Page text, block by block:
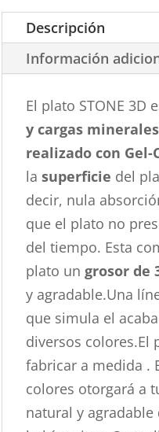
Descripción
Información
El plato STONE 3D
y cargas minerales
realizado con Gel-
lasuperficie del
decir, nula
que el plato no
del tiempo. Esta
plato un grosor de
y agradable.Una
que simula el
diversos colores.El
fabricar a medida .
colores otorgará a
natural y